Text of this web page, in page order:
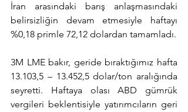
İran arasındaki barış anlaşmasındaki
belirsizliğin devam etmesiyle haftayı
%0,18 primle 72,12 dolardan tamamladı.
3M LME bakır, geride bıraktığımız hafta
13.103,5 – 13.452,5 dolar/ton aralığında
seyretti. Haftaya olası ABD gümrük
vergileri beklentisiyle yatırımcıların geri